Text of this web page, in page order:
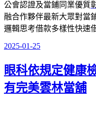
公會認證及當鋪同業優質
融合作夥伴最新大眾對當
邏輯思考借款多樣性快速
發
於
2025-01-25
眼科依規定健康
有完美雲林當舖